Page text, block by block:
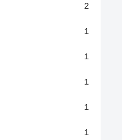
2
1
1
1
1
1